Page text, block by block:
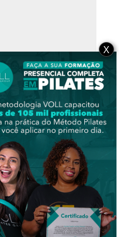
navegador para a próxima
X